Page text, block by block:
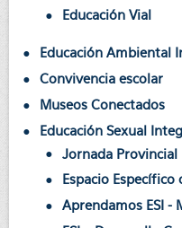
Educación Vial
Educación Ambiental
Convivencia escolar
Museos Conectados
Educación Sexual
Jornada Provincial
Espacio Específico
Aprendamos ESI -